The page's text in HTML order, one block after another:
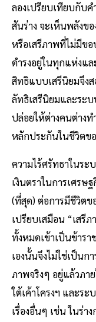
ลองเปรียบเทียบกับค
สันร่าง จะเห็นพลังข
หรือเสรีภาพที่ไม่มีขอ
ดำรงอยู่ในทุกแห่งแ
สิทธิแบบเสรีนิยมจึง
ลัทธิเสรีนิยมและระ
ปล่อยให้ต่างคนต่าง
หลักประกันในชีวิตข
ความไร้ศรัทธาในร
เงินตราในการเศรษ
(ที่สุด) ต่อการมีชีวิตข
เปรียบเสมือน “เสรี
ทั้งหมดเข้าเป็นข้าร
เองนั้นจึงไม่ใช่เป็นก
ภาพจริงๆ อยู่แล้วภา
ใต้เค้าโครงฯ และร
เรื่องอื่นๆ เช่น ในร่า